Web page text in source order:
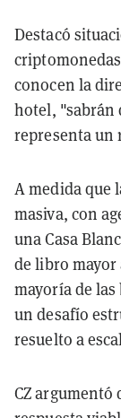
Destacó
conocen la
hotel, "sabrán
representa un
A medida que
masiva, con
una Casa
de libro
mayoría de
un desafío
resuelto a
CZ